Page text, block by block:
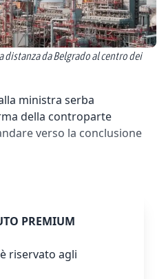
distanza da Belgrado al centro dei
ministra serba
della controparte
verso la conclusione
PREMIUM
riservato agli